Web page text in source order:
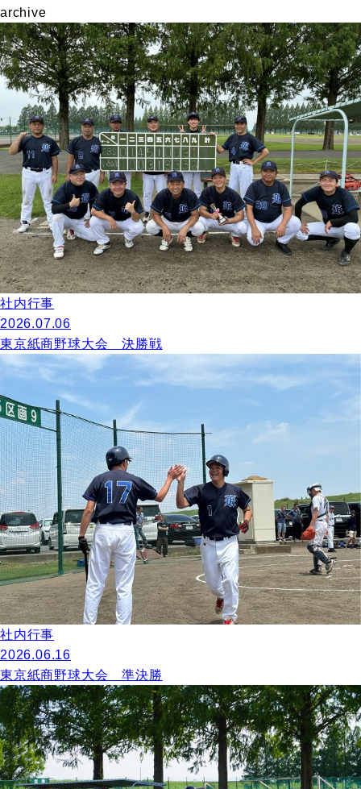
archive
社内行事
2026.07.06
東京紙商野球大会 決勝戦
社内行事
2026.06.16
東京紙商野球大会 準決勝